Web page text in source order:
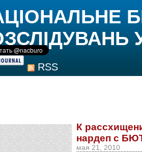
RSS
К
нардеп с
мая 21, 2010